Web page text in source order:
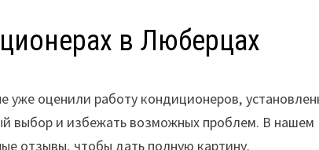
в Люберцах
оценили работу кондиционеров‚
выбор и избежать возможных проблем. В нашем
отзывы‚ чтобы дать полную картину.